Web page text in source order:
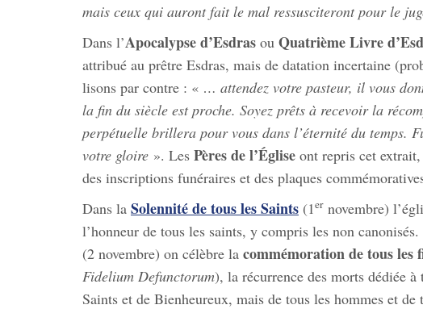
mais ceux qui auront fait le mal ressusciteront pour le
Dans l’Apocalypse d’Esdras ou Quatrième Livre
attribué au prêtre Esdras, mais de datation incertaine
lisons par contre : « … attendez votre pasteur, il vous
la fin du siècle est proche. Soyez prêts à recevoir la
perpétuelle brillera pour vous dans l’éternité du temps.
votre gloire ». Les Pères de l’Église ont repris cet
des inscriptions funéraires et des plaques
Dans la Solennité de tous les Saints (1er novembre)
l’honneur de tous les saints, y compris les non
(2 novembre) on célèbre la commémoration de tous les
Fidelium Defunctorum), la récurrence des morts dédiée
Saints et de Bienheureux, mais de tous les hommes et